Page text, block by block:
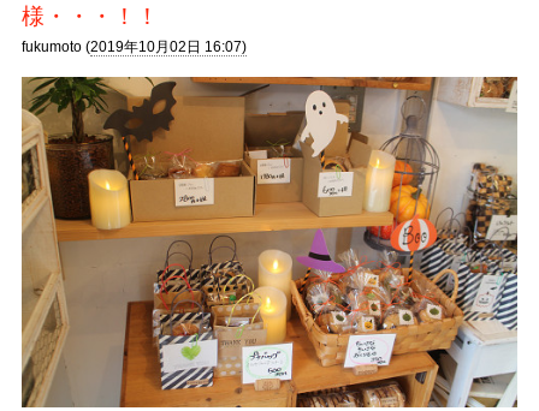
様・・・！！
fukumoto (2019年10月02日 16:07)